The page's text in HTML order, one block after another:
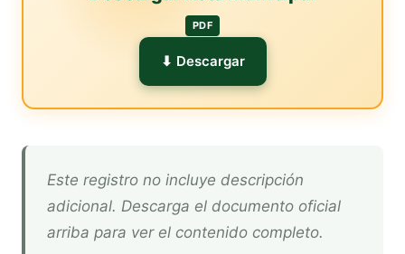
PDF
⬇ Descargar
Este registro no incluye descripción
adicional. Descarga el documento oficial
arriba para ver el contenido completo.